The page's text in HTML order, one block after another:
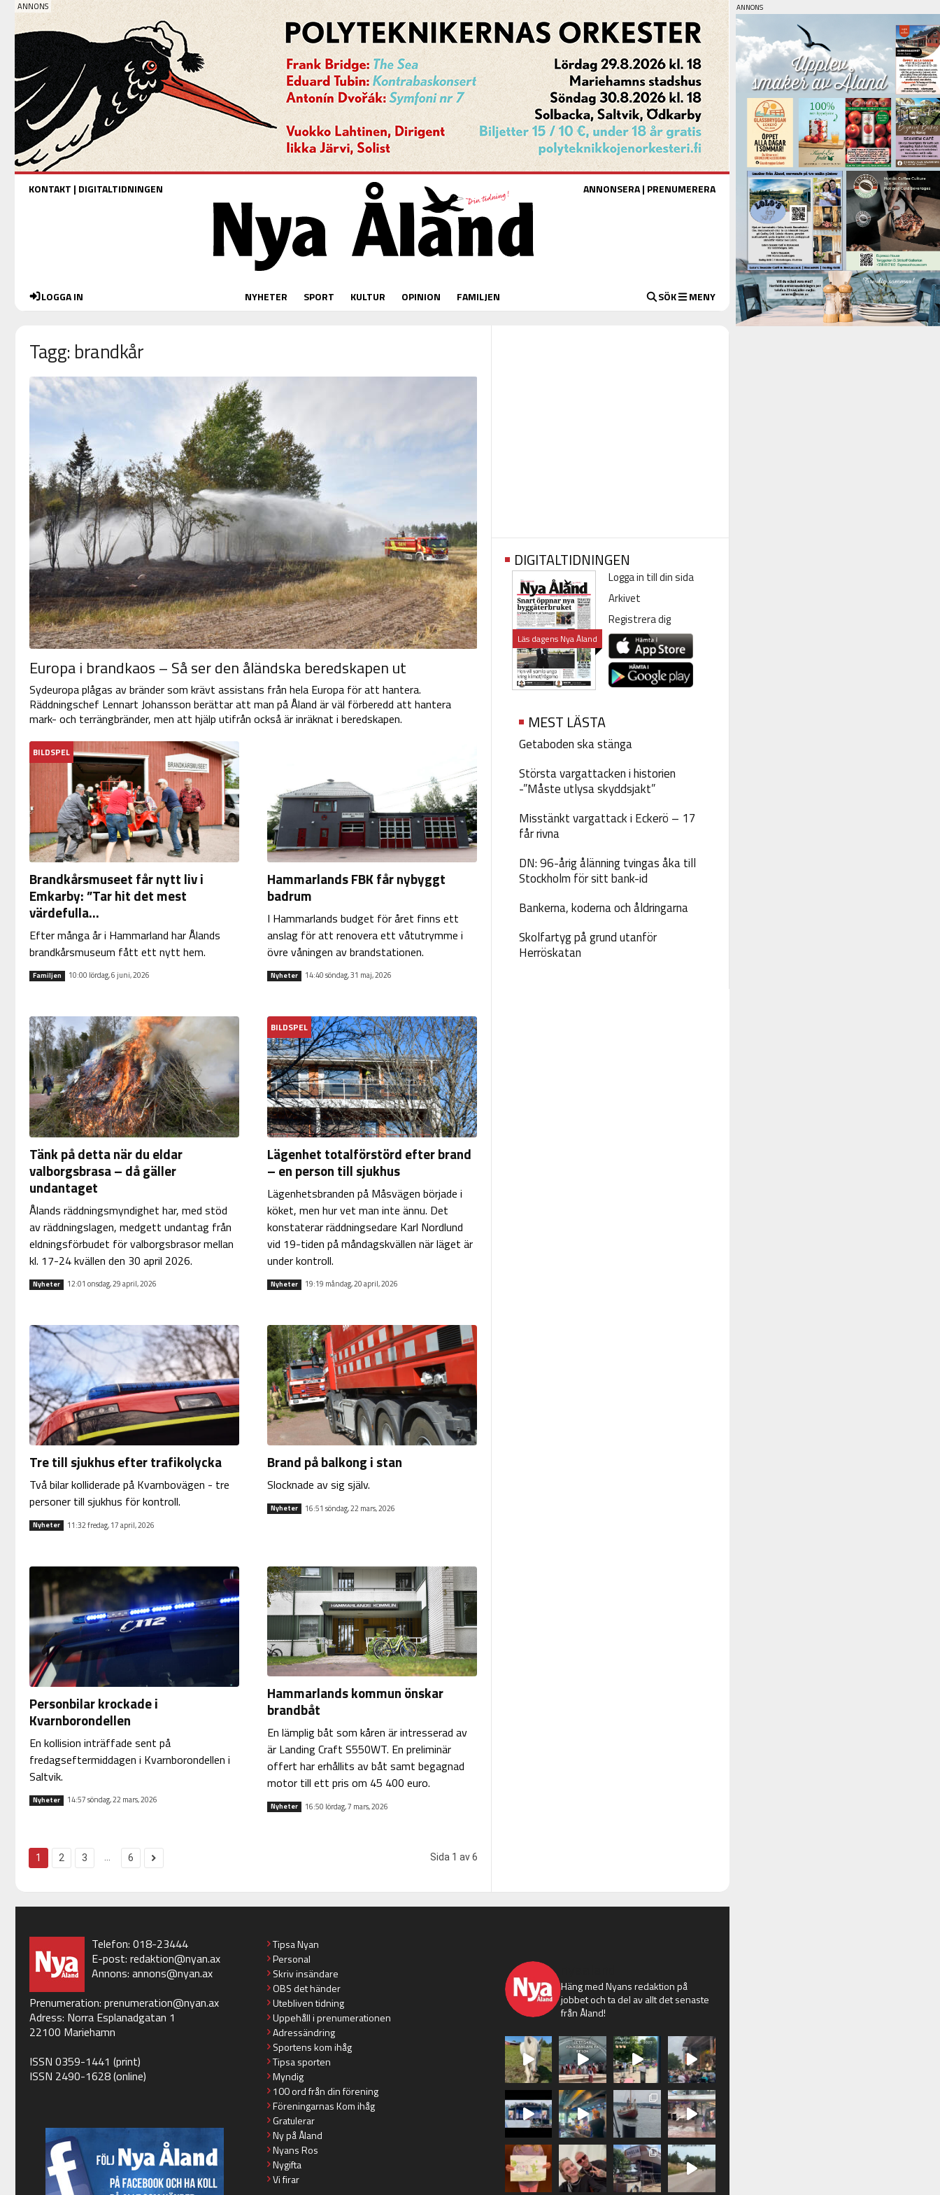
KONTAKT | DIGITALTIDNINGEN ANNONSERA| PRENUMERERA
LOGGA IN NYHETER SPORT KULTUR OPINION FAMILJEN SÖK MENY
Tagg: brandkår
Europa i brandkaos – Så ser den åländska beredskapen ut
Sydeuropa plågas av bränder som krävt assistans från hela Europa för att hantera.
Räddningschef Lennart Johansson berättar att man på Åland är väl förberedd att hantera
mark- och terrängbränder, men att hjälp utifrån också är inräknat i beredskapen.
BILDSPEL
Brandkårsmuseet får nytt liv i
Emkarby: ”Tar hit det mest
värdefulla...
Efter många år i Hammarland har Ålands
brandkårsmuseum fått ett nytt hem.
Familjen 10:00 lördag, 6 juni, 2026
Hammarlands FBK får nybyggt
badrum
I Hammarlands budget för året finns ett
anslag för att renovera ett våtutrymme i
övre våningen av brandstationen.
Nyheter 14:40 söndag, 31 maj, 2026
Tänk på detta när du eldar
valborgsbrasa – då gäller
undantaget
Ålands räddningsmyndighet har, med stöd
av räddningslagen, medgett undantag från
eldningsförbudet för valborgsbrasor mellan
kl. 17-24 kvällen den 30 april 2026.
Nyheter 12:01 onsdag, 29 april, 2026
BILDSPEL
Lägenhet totalförstörd efter brand
– en person till sjukhus
Lägenhetsbranden på Måsvägen började i
köket, men hur vet man inte ännu. Det
konstaterar räddningsedare Karl Nordlund
vid 19-tiden på måndagskvällen när läget är
under kontroll.
Nyheter 19:19 måndag, 20 april, 2026
Tre till sjukhus efter trafikolycka
Två bilar kolliderade på Kvarnbovägen - tre
personer till sjukhus för kontroll.
Nyheter 11:32 fredag, 17 april, 2026
Brand på balkong i stan
Slocknade av sig själv.
Nyheter 16:51 söndag, 22 mars, 2026
Personbilar krockade i
Kvarnborondellen
En kollision inträffade sent på
fredagseftermiddagen i Kvarnborondellen i
Saltvik.
Nyheter 14:57 söndag, 22 mars, 2026
Hammarlands kommun önskar
brandbåt
En lämplig båt som kåren är intresserad av
är Landing Craft S550WT. En preliminär
offert har erhållits av båt samt begagnad
motor till ett pris om 45 400 euro.
Nyheter 16:50 lördag, 7 mars, 2026
1 2 3 6 Sida 1 av 6
DIGITALTIDNINGEN
Läs dagens Nya Åland
Logga in till din sida
Arkivet
Registrera dig
MEST LÄSTA
Getaboden ska stänga
Största vargattacken i historien
-”Måste utlysa skyddsjakt”
Misstänkt vargattack i Eckerö – 17
får rivna
DN: 96-årig ålänning tvingas åka till
Stockholm för sitt bank-id
Bankerna, koderna och åldringarna
Skolfartyg på grund utanför
Herröskatan
Telefon: 018-23444
E-post: redaktion@nyan.ax
Annons: annons@nyan.ax
Prenumeration: prenumeration@nyan.ax
Adress: Norra Esplanadgatan 1
22100 Mariehamn
ISSN 0359-1441 (print)
ISSN 2490-1628 (online)
Tipsa Nyan
Personal
Skriv insändare
OBS det händer
Utebliven tidning
Uppehåll i prenumerationen
Adressändring
Sportens kom ihåg
Tipsa sporten
Myndig
100 ord från din förening
Föreningarnas Kom ihåg
Gratulerar
Ny på Åland
Nyans Ros
Nygifta
Vi firar
Häng med Nyans redaktion på
jobbet och ta del av allt det senaste
från Åland!